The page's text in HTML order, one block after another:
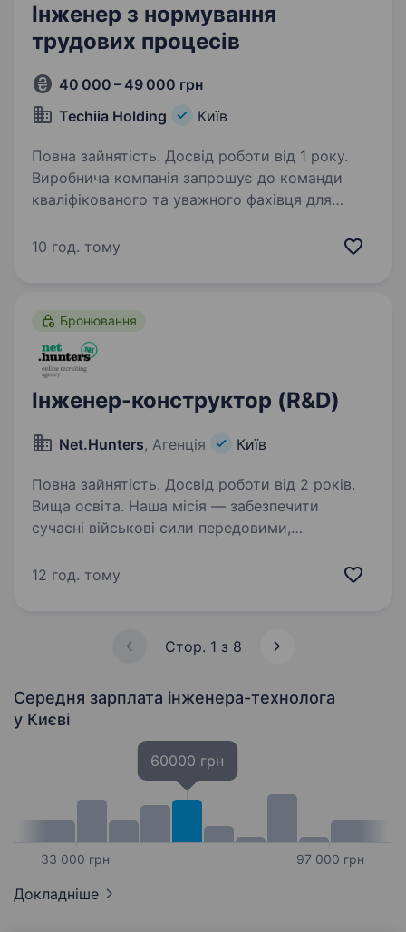
Інженер з нормування
трудових процесів
40 000 – 49 000 грн
Techiia Holding
Київ
Повна зайнятість. Досвід роботи від 1 року.
Виробнича компанія запрошує до команди
кваліфікованого та уважного фахівця для
документацією та супроводом виробничих
10 год. тому
Бронювання
Інженер-конструктор (R&D)
Net.Hunters, Агенція Київ
Повна зайнятість. Досвід роботи від 2 років.
Вища освіта. Наша місія — забезпечити
сучасні військові сили передовими,
дозволяють найкраще використовувати
12 год. тому
Стор. 1 з 8
Середня зарплата інженера-технолога
у Києві
33 000 грн
60000 грн
97 000 грн
Докладніше